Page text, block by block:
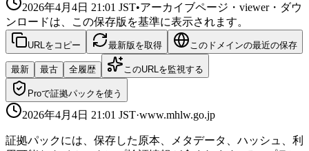
2026年4月4日 21:01 JST•アーカイブページ・viewer・ダウ
ンロードは、この保存版を基準に表示されます。
URLをコピー 最新版を取得 このドメインの最近の保存
最新 最古 全履歴 このURLを監視する
Proで証拠パックを使う
2026年4月4日 21:01 JST·www.mhlw.go.jp
証拠パックには、保存した原本、メタデータ、ハッシュ、利